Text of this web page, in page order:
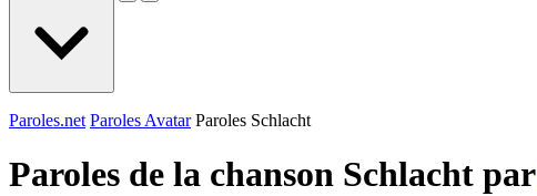
Paroles.net Paroles Avatar Paroles Schlacht
Paroles de la chanson Schlacht par